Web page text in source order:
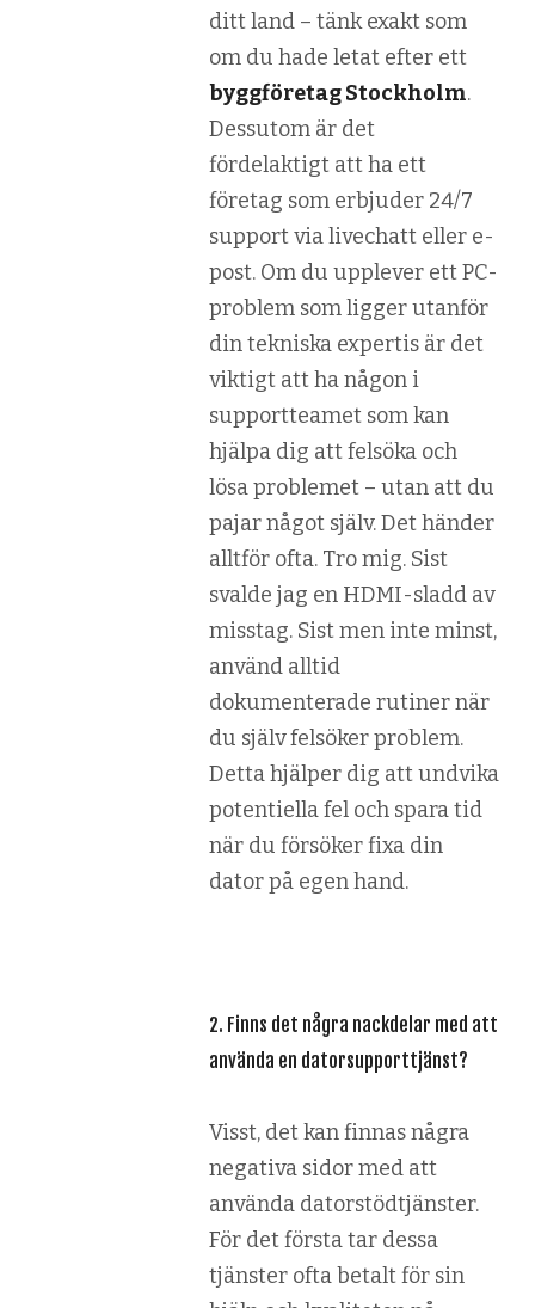
ditt land – tänk exakt som
om du hade letat efter ett
byggföretag Stockholm.
Dessutom är det
fördelaktigt att ha ett
företag som erbjuder 24/7
support via livechatt eller e-
post. Om du upplever ett PC-
problem som ligger utanför
din tekniska expertis är det
viktigt att ha någon i
supportteamet som kan
hjälpa dig att felsöka och
lösa problemet – utan att du
pajar något själv. Det händer
alltför ofta. Tro mig. Sist
svalde jag en HDMI-sladd av
misstag. Sist men inte minst,
använd alltid
dokumenterade rutiner när
du själv felsöker problem.
Detta hjälper dig att undvika
potentiella fel och spara tid
när du försöker fixa din
dator på egen hand.
2. Finns det några nackdelar med att
använda en datorsupporttjänst?
Visst, det kan finnas några
negativa sidor med att
använda datorstödtjänster.
För det första tar dessa
tjänster ofta betalt för sin